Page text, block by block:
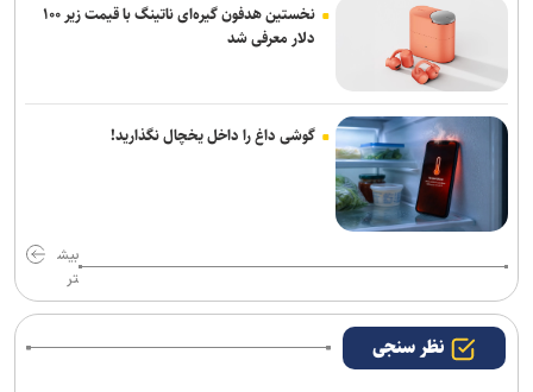
نخستین هدفون گیره‌ای ناتینگ با قیمت زیر ۱۰۰
دلار معرفی شد
گوشی داغ را داخل یخچال نگذارید!
بیش
تر
نظر سنجی